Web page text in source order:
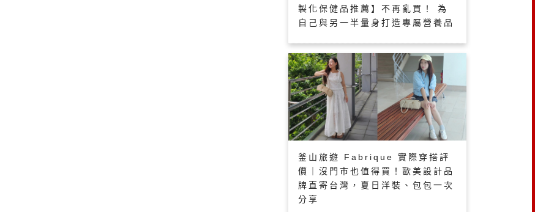
製化保健品推薦】不再亂買！ 為
自己與另一半量身打造專屬營養品
釜山旅遊 Fabrique 實際穿搭評
價｜沒門市也值得買！歐美設計品
牌直寄台灣，夏日洋裝、包包一次
分享